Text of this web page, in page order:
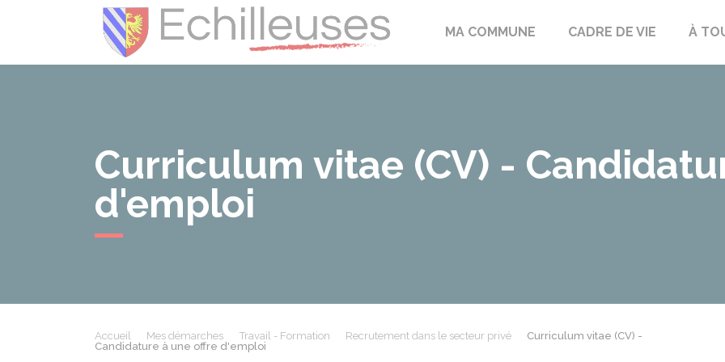
ÉchilleusesMA COMMUNE CADRE DE VIE À
Curriculum vitae (CV) -
d'emploi
Accueil Mes démarches Travail - Formation Recrutement dans le secteur privé
Curriculum vitae (CV) -
Candidature à une offre d'emploi